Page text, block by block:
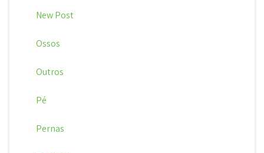
New Post
Ossos
Outros
Pé
Pernas